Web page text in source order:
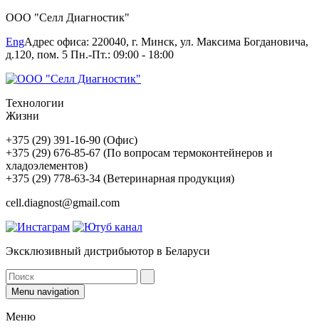
ООО "Селл Диагностик"
EngАдрес офиса: 220040, г. Минск, ул. Максима Богдановича,
д.120, пом. 5 Пн.-Пт.: 09:00 - 18:00
Технологии
Жизни
+375 (29) 391-16-90 (Офис)
+375 (29) 676-85-67 (По вопросам термоконтейнеров и
хладоэлементов)
+375 (29) 778-63-34 (Ветеринарная продукция)
cell.diagnost@gmail.com
Эксклюзивный дистрибьютор в Беларуси
Menu navigation
Меню